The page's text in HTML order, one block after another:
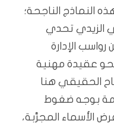
النماذج الناجحة؛
الزيدي تحدي
رواسب الإدارة
نحو عقيدة مهنية
الحقيقي هنا
بوجه ضغوط
الأسماء المجرَّبة،